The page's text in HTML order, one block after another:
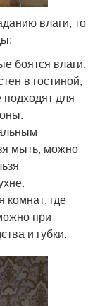
влаги, то
боятся влаги.
в гостиной,
для
мыть, можно
где
при
и губки.